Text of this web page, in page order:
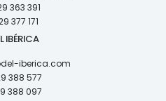
363 391
377 171
IBÉRICA
iberica.com
388 577
388 097